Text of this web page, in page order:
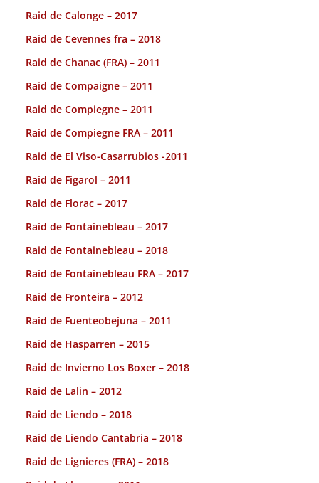
Raid de Calonge – 2017
Raid de Cevennes fra – 2018
Raid de Chanac (FRA) – 2011
Raid de Compaigne – 2011
Raid de Compiegne – 2011
Raid de Compiegne FRA – 2011
Raid de El Viso-Casarrubios -2011
Raid de Figarol – 2011
Raid de Florac – 2017
Raid de Fontainebleau – 2017
Raid de Fontainebleau – 2018
Raid de Fontainebleau FRA – 2017
Raid de Fronteira – 2012
Raid de Fuenteobejuna – 2011
Raid de Hasparren – 2015
Raid de Invierno Los Boxer – 2018
Raid de Lalin – 2012
Raid de Liendo – 2018
Raid de Liendo Cantabria – 2018
Raid de Lignieres (FRA) – 2018